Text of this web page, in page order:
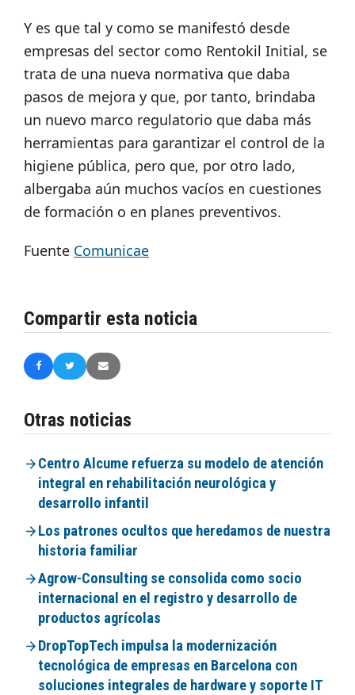
Y es que tal y como se manifestó desde
empresas del sector como Rentokil Initial, se
trata de una nueva normativa que daba
pasos de mejora y que, por tanto, brindaba
un nuevo marco regulatorio que daba más
herramientas para garantizar el control de la
higiene pública, pero que, por otro lado,
albergaba aún muchos vacíos en cuestiones
de formación o en planes preventivos.
Fuente Comunicae
Compartir esta noticia
Otras noticias
Centro Alcume refuerza su modelo de atención
integral en rehabilitación neurológica y
desarrollo infantil
Los patrones ocultos que heredamos de nuestra
historia familiar
Agrow-Consulting se consolida como socio
internacional en el registro y desarrollo de
productos agrícolas
DropTopTech impulsa la modernización
tecnológica de empresas en Barcelona con
soluciones integrales de hardware y soporte IT